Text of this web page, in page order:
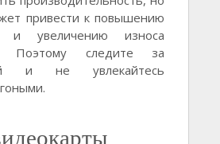
привести к повышению
и увеличению износа
Поэтому следите за
и не увлекайтесь